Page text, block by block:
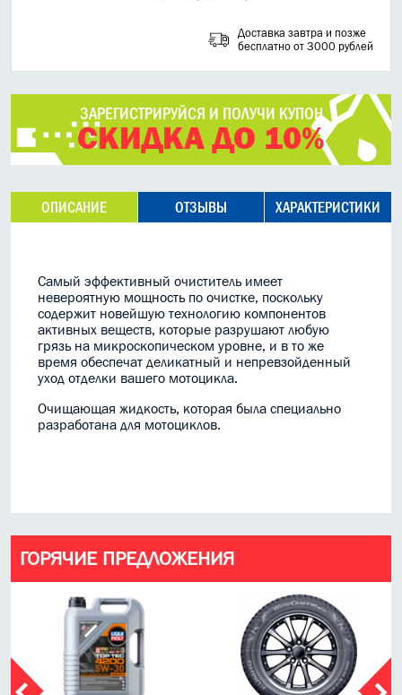
Доставка завтра и позже
бесплатно от 3000 рублей
ЗАРЕГИСТРИРУЙСЯ И ПОЛУЧИ КУПОН
СКИДКА ДО 10%
ОПИСАНИЕ ОТЗЫВЫ ХАРАКТЕРИСТИКИ
Самый эффективный очиститель имеет
невероятную мощность по очистке, поскольку
содержит новейшую технологию компонентов
активных веществ, которые разрушают любую
грязь на микроскопическом уровне, и в то же
время обеспечат деликатный и непревзойденный
уход отделки вашего мотоцикла.
Очищающая жидкость, которая была специально
разработана для мотоциклов.
ГОРЯЧИЕ ПРЕДЛОЖЕНИЯ